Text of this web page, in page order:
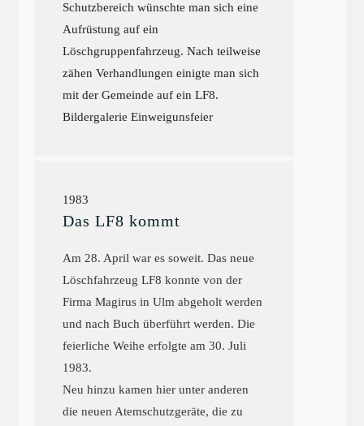
Schutzbereich wünschte man sich eine
Aufrüstung auf ein
Löschgruppenfahrzeug. Nach teilweise
zähen Verhandlungen einigte man sich
mit der Gemeinde auf ein LF8.
Bildergalerie Einweigunsfeier
1983
Das LF8 kommt
Am 28. April war es soweit. Das neue
Löschfahrzeug LF8 konnte von der
Firma Magirus in Ulm abgeholt werden
und nach Buch überführt werden. Die
feierliche Weihe erfolgte am 30. Juli
1983.
Neu hinzu kamen hier unter anderen
die neuen Atemschutzgeräte, die zu